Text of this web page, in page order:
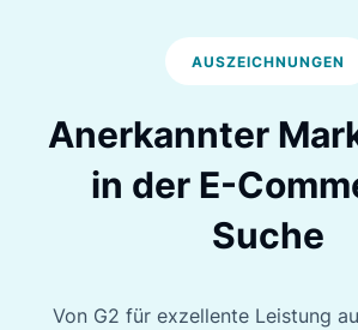
Tomáš Bzirský
Košík
Jahr dank Luigi's Box
AUSZEICHNUNGEN
Anerkannter
in der E-
Suche
Von G2 für exzellente Leistung